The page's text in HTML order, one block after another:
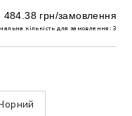
484.38 грн/замовлення
кількість для замовлення: 3